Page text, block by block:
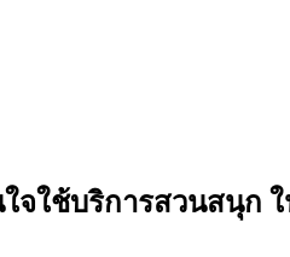
ใช้บริการสวนสนุก ใ